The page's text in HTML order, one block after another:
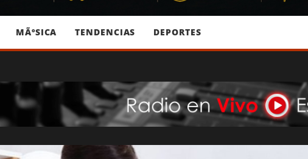
MÃºSICA TENDENCIAS DEPORTES